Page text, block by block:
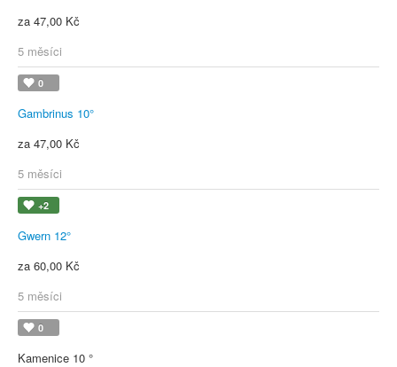
za 47,00 Kč
5 měsíci
0
Gambrinus 10°
za 47,00 Kč
5 měsíci
+2
Gwern 12°
za 60,00 Kč
5 měsíci
0
Kamenice 10 °